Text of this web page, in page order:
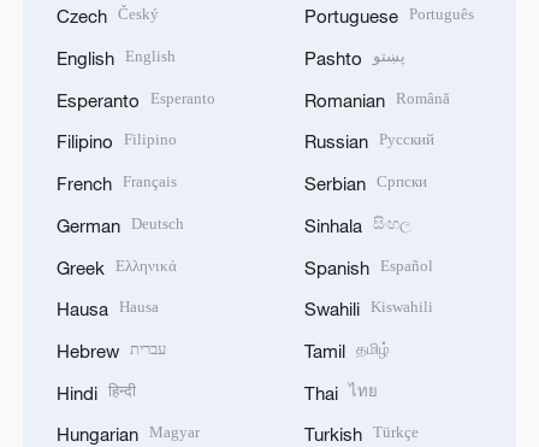
Czech Český
English English
Esperanto Esperanto
Filipino Filipino
French Français
German Deutsch
Greek Ελληνικά
Hausa Hausa
Hebrew עברית
Hindi हिन्दी
Hungarian Magyar
Portuguese Português
Pashto پښتو
Romanian Română
Russian Русский
Serbian Српски
Sinhala සිංහල
Spanish Español
Swahili Kiswahili
Tamil தமிழ்
Thai ไทย
Turkish Türkçe